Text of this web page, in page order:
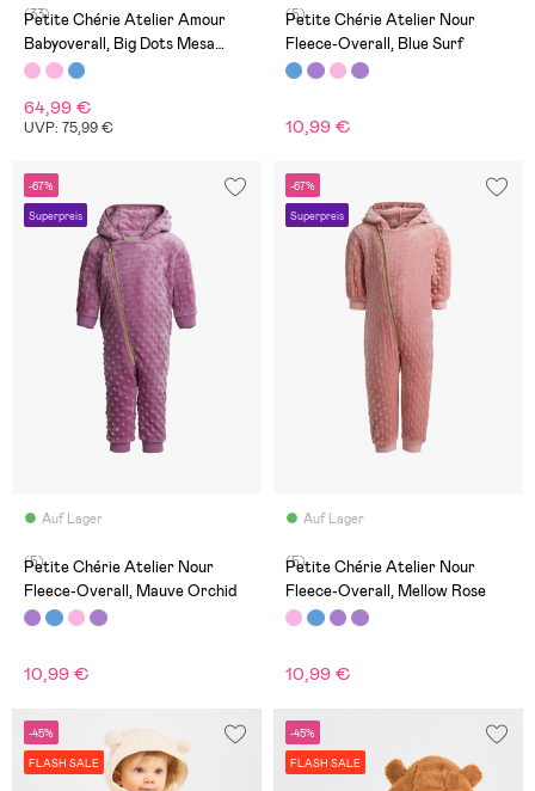
(33)
Petite Chérie Atelier Amour
Babyoverall, Big Dots Mesa
Rose
64,99 €
UVP: 75,99 €
(5)
Petite Chérie Atelier Nour
Fleece-Overall, Blue Surf
10,99 €
-67%
Superpreis
Auf Lager
(5)
Petite Chérie Atelier Nour
Fleece-Overall, Mauve Orchid
10,99 €
-67%
Superpreis
Auf Lager
(5)
Petite Chérie Atelier Nour
Fleece-Overall, Mellow Rose
10,99 €
-45%
FLASH SALE
-45%
FLASH SALE